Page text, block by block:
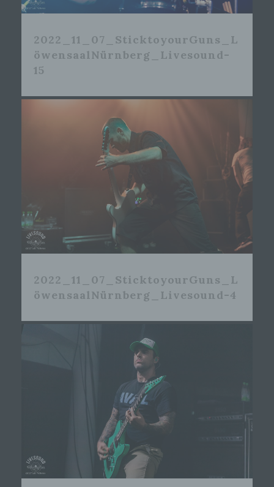
2022_11_07_SticktoyourGuns_L
öwensaalNürnberg_Livesound-
15
2022_11_07_SticktoyourGuns_L
öwensaalNürnberg_Livesound-4